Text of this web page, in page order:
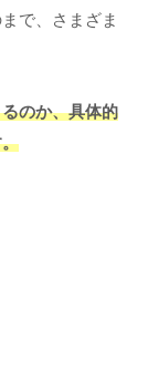
で、さまざま
のか、具体的